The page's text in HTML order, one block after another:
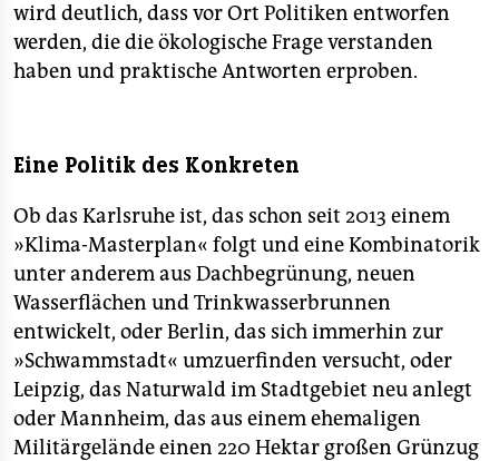
wird deutlich, dass vor Ort Politiken entworfen
werden, die die ökologische Frage verstanden
haben und praktische Antworten erproben.
Eine Politik des Konkreten
Ob das Karlsruhe ist, das schon seit 2013 einem
»Klima-Masterplan« folgt und eine Kombinatorik
unter anderem aus Dachbegrünung, neuen
Wasserflächen und Trinkwasserbrunnen
entwickelt, oder Berlin, das sich immerhin zur
»Schwammstadt« umzuerfinden versucht, oder
Leipzig, das Naturwald im Stadtgebiet neu anlegt
oder Mannheim, das aus einem ehemaligen
Militärgelände einen 220 Hektar großen Grünzug